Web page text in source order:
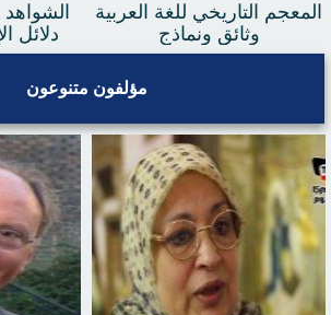
المعجم التاريخي للغة العربية
وثائق ونماذج
دلائل
مؤلفون متنوعون